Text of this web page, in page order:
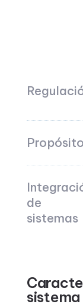
Propósito
de
sistemas